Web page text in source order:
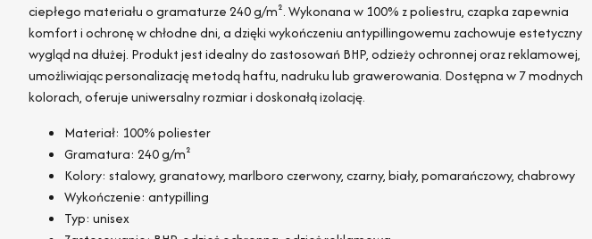
ciepłego materiału o gramaturze 240 g/m². Wykonana w 100% z poliestru, czapka zapewnia
komfort i ochronę w chłodne dni, a dzięki wykończeniu antypillingowemu zachowuje estetyczny
wygląd na dłużej. Produkt jest idealny do zastosowań BHP, odzieży ochronnej oraz reklamowej,
umożliwiając personalizację metodą haftu, nadruku lub grawerowania. Dostępna w 7 modnych
kolorach, oferuje uniwersalny rozmiar i doskonałą izolację.
Materiał: 100% poliester
Gramatura: 240 g/m²
Kolory: stalowy, granatowy, marlboro czerwony, czarny, biały, pomarańczowy, chabrowy
Wykończenie: antypilling
Typ: unisex